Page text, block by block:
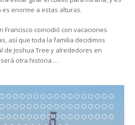
es enorme a estas alturas.
Francisco coincidió con vacaciones
así que toda la familia decidimos
de Joshua Tree y alrededores en
otra historia …